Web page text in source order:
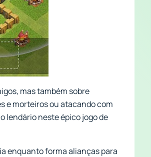
mas também sobre
e morteiros ou atacando com
lendário neste épico jogo de
enquanto forma alianças para